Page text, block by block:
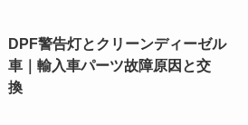
DPF警告灯とクリーンディーゼル
車｜輸入車パーツ故障原因と交
換